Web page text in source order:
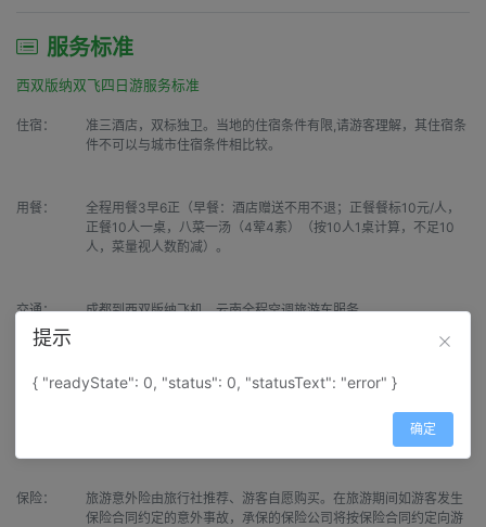
服务标准
西双版纳双飞四日游服务标准
住宿：
准三酒店，双标独卫。当地的住宿条件有限,请游客理解，其住宿条
件不可以与城市住宿条件相比较。
用餐：
全程用餐3早6正（早餐：酒店赠送不用不退；正餐餐标10元/人，
正餐10人一桌，八菜一汤（4荤4素）（按10人1桌计算，不足10
人，菜量视人数酌减）。
交通： 成都到西双版纳飞机，云南全程空调旅游车服务
保险：
旅游意外险由旅行社推荐、游客自愿购买。在旅游期间如游客发生
保险合同约定的意外事故，承保的保险公司将按保险合同约定向游
提示
{ "readyState": 0, "status": 0, "statusText": "error" }
确定